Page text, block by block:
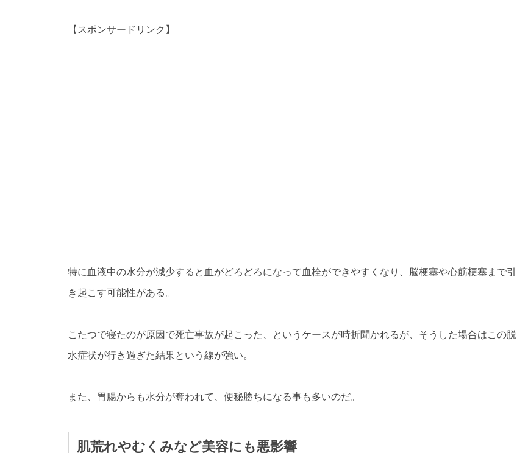
【スポンサードリンク】
特に血液中の水分が減少すると血がどろどろになって血栓ができやすくなり、脳梗塞や心筋梗塞まで引
き起こす可能性がある。
こたつで寝たのが原因で死亡事故が起こった、というケースが時折聞かれるが、そうした場合はこの脱
水症状が行き過ぎた結果という線が強い。
また、胃腸からも水分が奪われて、便秘勝ちになる事も多いのだ。
肌荒れやむくみなど美容にも悪影響